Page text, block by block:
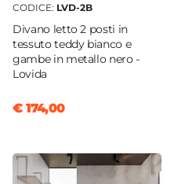
CODICE: LVD-2B
Divano letto 2 posti in
tessuto teddy bianco e
gambe in metallo nero -
Lovida
€ 174,00